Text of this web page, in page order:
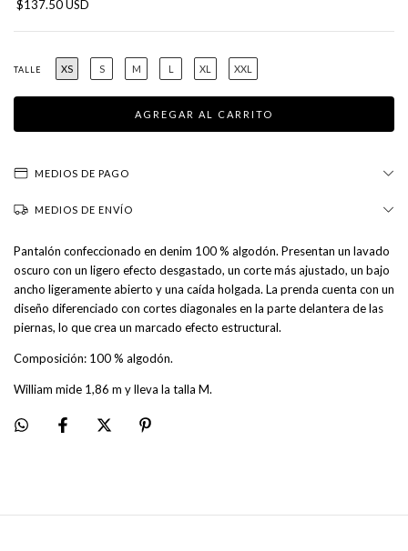
$137.50 USD
TALLE XS S M L XL XXL
MEDIOS DE PAGO
MEDIOS DE ENVÍO
Pantalón confeccionado en denim 100 % algodón. Presentan un lavado
oscuro con un ligero efecto desgastado, un corte más ajustado, un bajo
ancho ligeramente abierto y una caída holgada. La prenda cuenta con un
diseño diferenciado con cortes diagonales en la parte delantera de las
piernas, lo que crea un marcado efecto estructural.
Composición: 100 % algodón.
William mide 1,86 m y lleva la talla M.